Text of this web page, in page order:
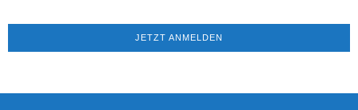
JETZT ANMELDEN